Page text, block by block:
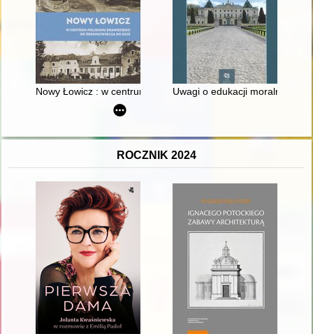
Nowy Łowicz : w centrum poligonu drawskiego od
Uwagi o edukacji moralnej
ROCZNIK 2024